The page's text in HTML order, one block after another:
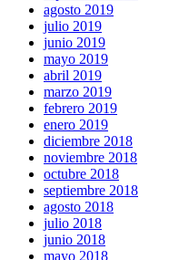
agosto 2019
julio 2019
junio 2019
mayo 2019
abril 2019
marzo 2019
febrero 2019
enero 2019
diciembre 2018
noviembre 2018
octubre 2018
septiembre 2018
agosto 2018
julio 2018
junio 2018
mayo 2018